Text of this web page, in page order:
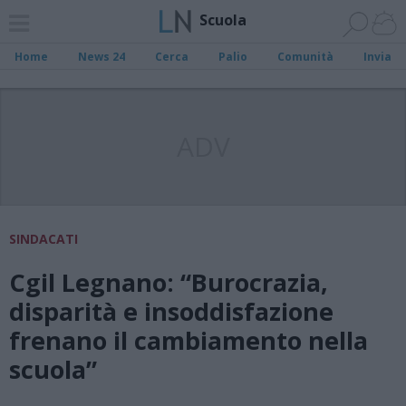
Scuola
Home News 24 Cerca Palio Comunità Invia
SINDACATI
Cgil Legnano: “Burocrazia,
disparità e insoddisfazione
frenano il cambiamento nella
scuola”